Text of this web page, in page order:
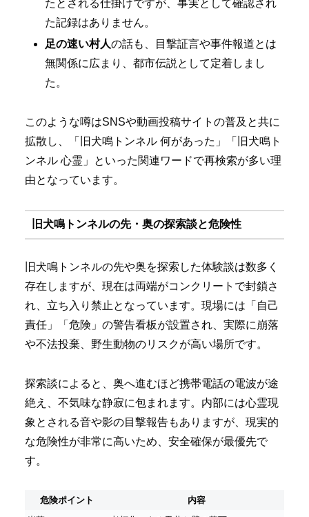
たとされる仕掛けですが、事実として確認され
た記録はありません。
足の速い村人の話も、目撃証言や事件報道とは
無関係に広まり、都市伝説として定着しまし
た。
このような噂はSNSや動画投稿サイトの普及と共に
拡散し、「旧犬鳴トンネル 何があった」「旧犬鳴ト
ンネル 心霊」といった関連ワードで再検索が多い理
由となっています。
旧犬鳴トンネルの先・奥の探索談と危険性
旧犬鳴トンネルの先や奥を探索した体験談は数多く
存在しますが、現在は両端がコンクリートで封鎖さ
れ、立ち入り禁止となっています。現場には「自己
責任」「危険」の警告看板が設置され、実際に崩落
や不法投棄、野生動物のリスクが高い場所です。
探索談によると、奥へ進むほど携帯電話の電波が途
絶え、不気味な静寂に包まれます。内部には心霊現
象とされる音や影の目撃報告もありますが、現実的
な危険性が非常に高いため、安全確保が最優先で
す。
危険ポイント
内容